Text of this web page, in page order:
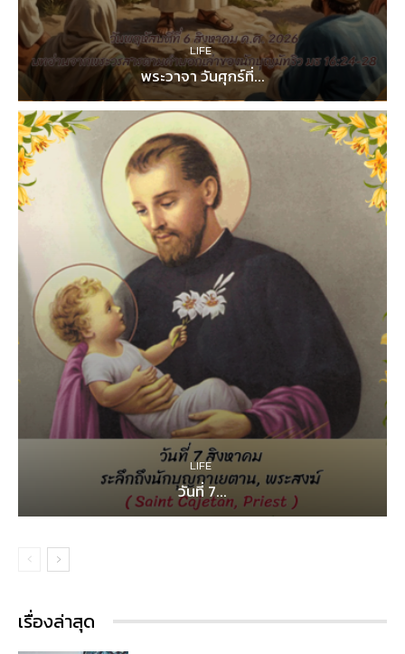
LIFE
พระวาจา วันศุกร์ที่...
LIFE
วันที่ 7...
เรื่องล่าสุด